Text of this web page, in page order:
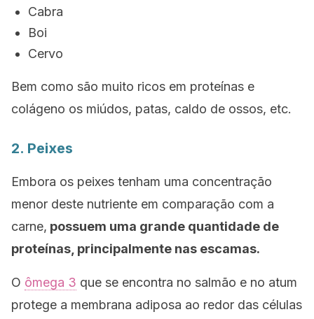
Cabra
Boi
Cervo
Bem como são muito ricos em proteínas e
colágeno os miúdos, patas, caldo de ossos, etc.
2. Peixes
Embora os peixes tenham uma concentração
menor deste nutriente em comparação com a
carne, possuem uma grande quantidade de
proteínas, principalmente nas escamas.
O ômega 3 que se encontra no salmão e no atum
protege a membrana adiposa ao redor das células